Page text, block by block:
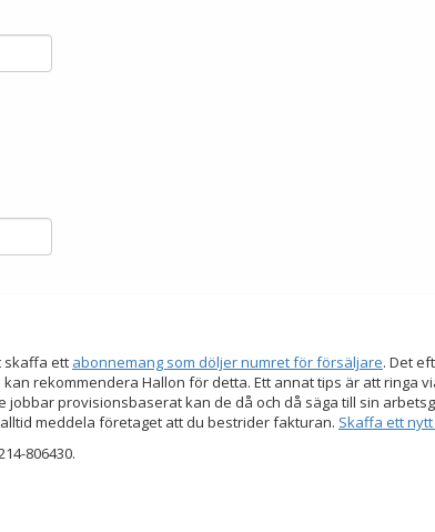
skaffa ett abonnemang som döljer numret för försäljare. Det
rekommendera Hallon för detta. Ett annat tips är att ringa
jobbar provisionsbaserat kan de då och då säga till sin
meddela företaget att du bestrider fakturan. Skaffa ett
806430.